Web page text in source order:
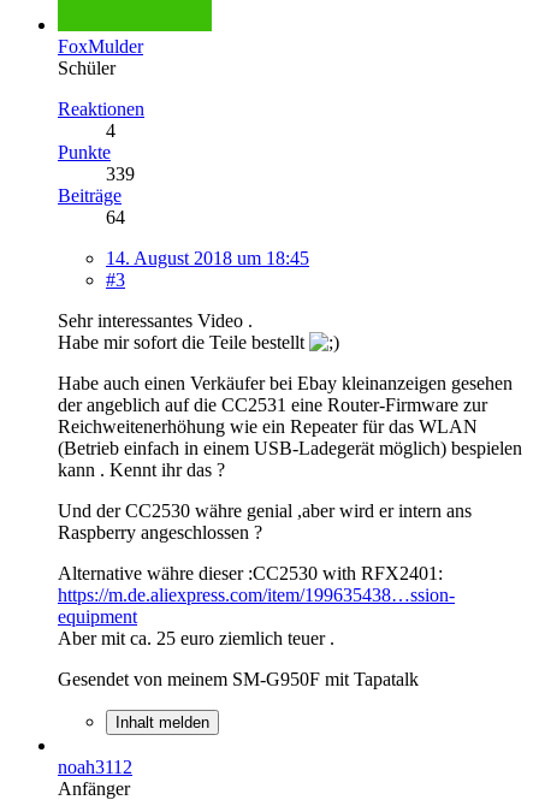
FoxMulder
Schüler
Reaktionen
4
Punkte
339
Beiträge
64
14. August 2018 um 18:45
#3
Sehr interessantes Video .
Habe mir sofort die Teile bestellt
Habe auch einen Verkäufer bei Ebay kleinanzeigen gesehen
der angeblich auf die CC2531 eine Router-Firmware zur
Reichweitenerhöhung wie ein Repeater für das WLAN
(Betrieb einfach in einem USB-Ladegerät möglich) bespielen
kann . Kennt ihr das ?
Und der CC2530 währe genial ,aber wird er intern ans
Raspberry angeschlossen ?
Alternative währe dieser :CC2530 with RFX2401:
https://m.de.aliexpress.com/item/199635438…ssion-
equipment
Aber mit ca. 25 euro ziemlich teuer .
Gesendet von meinem SM-G950F mit Tapatalk
Inhalt melden
noah3112
Anfänger